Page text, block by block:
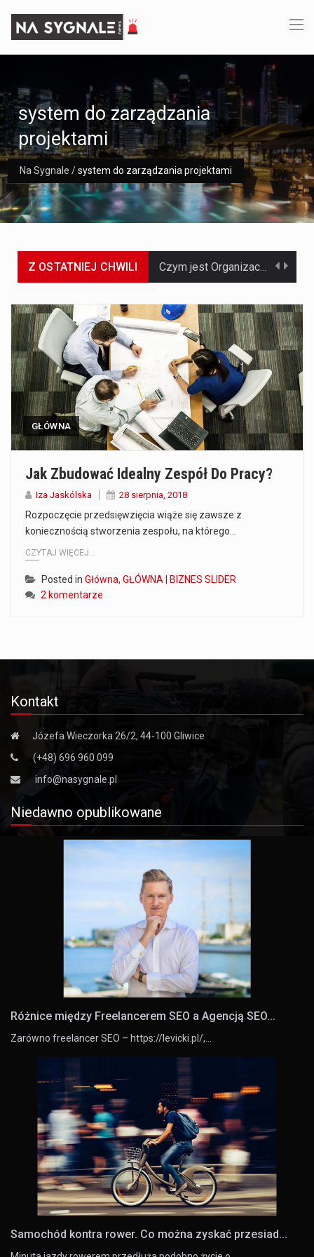
Na Sygnale /system do zarządzania projektami
system do zarządzania
projektami
Z OSTATNIEJ CHWILI Czym jest Organizacja Traktatu Północnoatlantyckiego? Organizacja Traktatu Północnoatlantyckiego, powszechnie znana jako NATO, to międzynarodowy sojusz polityczno-wojskowy, który powstał 4 kwietnia 1949 roku. Został założony przez…
Co to jest prognoza pogody na 14 dni? Prognoza pogody na 14 dni to niezwykle cenne narzędzie, które dostarcza szczegółowych informacji o długoterminowych warunkach atmosferycznych…
Co to jest serwis Aktualności Polska dzisiaj? Serwis Aktualności Polska dzisiaj to żywy i nowoczesny portal, który dostarcza najświeższe wieści z kraju i zagranicy. Obejmuje…
Co to jest cyberbezpieczeństwo w sieci? Cyberbezpieczeństwo w Internecie stanowi istotny element ochrony systemów informacyjnych. Jego zasadniczym celem jest zabezpieczenie przed różnorodnymi cyberzagrożeniami oraz ryzykiem,…
Czym były starożytne igrzyska olimpijskie w Grecji? Starożytne igrzyska olimpijskie odgrywały kluczową rolę w dziejach Grecji. Co cztery lata, w pięknej Olimpii, odbywały się te…
GŁÓWNA
Jak Zbudować Idealny Zespół Do Pracy?
Iza Jaskólska 28 sierpnia, 2018
Rozpoczęcie przedsięwzięcia wiąże się zawsze z
koniecznością stworzenia zespołu, na którego…
CZYTAJ WIĘCEJ...
Posted in Główna, GŁÓWNA | BIZNES SLIDER
2 komentarze
Kontakt
Józefa Wieczorka 26/2, 44-100 Gliwice
(+48) 696 960 099
info@nasygnale.pl
Niedawno opublikowane
Różnice między Freelancerem SEO a Agencją SEO...
Zarówno freelancer SEO – https://levicki.pl/,…
Samochód kontra rower. Co można zyskać przesiad...